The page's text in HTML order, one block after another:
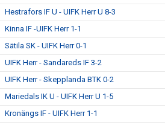
Hestrafors IF U - UIFK Herr U 8-3
Kinna IF -UIFK Herr 1-1
Sätila SK - UIFK Herr 0-1
UIFK Herr - Sandareds IF 3-2
UIFK Herr - Skepplanda BTK 0-2
Mariedals IK U - UIFK Herr U 1-5
Kronängs IF - UIFK Herr 1-1